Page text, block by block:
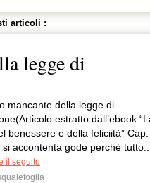
articoli :
legge di
mancante della legge di
estratto dall’ebook
benessere e della feliciità” Cap.
si accontenta gode perché
il seguito